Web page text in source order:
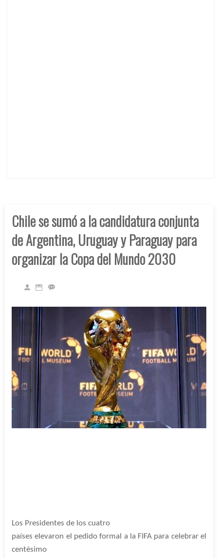
Chile se sumó a la candidatura conjunta
de Argentina, Uruguay y Paraguay para
organizar la Copa del Mundo 2030
Los Presidentes de los cuatro
países elevaron el pedido formal a la FIFA para celebrar el
centésimo